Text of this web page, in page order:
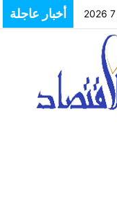
أخبار عاجلة